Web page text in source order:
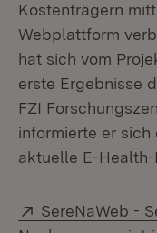
Kostenträgern
Webplattform
hat sich vom
erste Ergebnisse
FZI
informierte er sich
aktuelle E-Health-
Extern:
SereNaWeb -